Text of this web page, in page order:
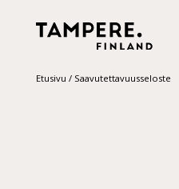
Etusivu / Saavutettavuusseloste